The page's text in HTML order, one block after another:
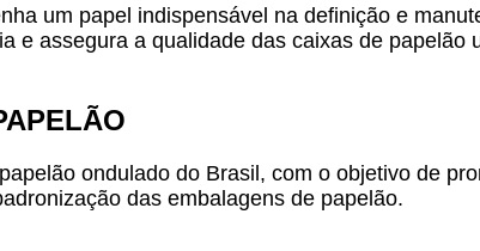
um papel indispensável na definição e
e assegura a qualidade das caixas de papelão
ondulado do Brasil, com o objetivo de
das embalagens de papelão.